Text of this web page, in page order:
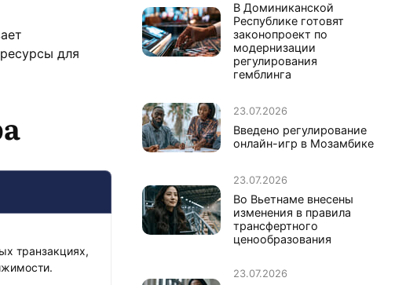
для
транзакциях,
В Доминиканской
Республике готовят
законопроект по
модернизации
регулирования
гемблинга
23.07.2026
Введено регулирование
онлайн-игр в Мозамбике
23.07.2026
Во Вьетнаме внесены
изменения в правила
трансфертного
ценообразования
23.07.2026